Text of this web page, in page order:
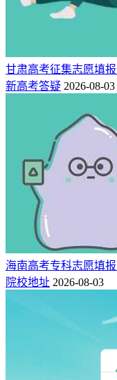
甘肃高考征集志愿填
新高考答疑 2026-08-03
海南高考专科志愿填
院校地址 2026-08-03